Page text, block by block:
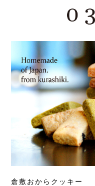
倉敷おからクッキー